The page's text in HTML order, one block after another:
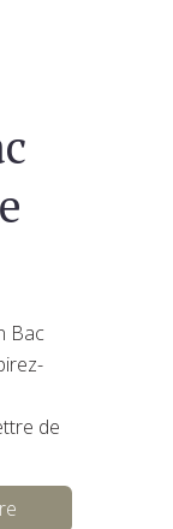
Bac
de